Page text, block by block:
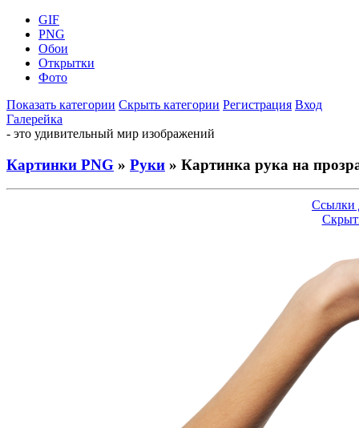
GIF
PNG
Обои
Открытки
Фото
Показать категории Скрыть категории Регистрация Вход
Галерейка
- это удивительный мир изображений
Картинки PNG » Руки » Картинка рука на
Ссылки